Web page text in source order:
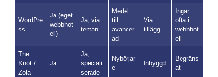
WordPre
ss
Ja (eget
webbhot
ell)
Ja, via
teman
Medel
till
avancer
ad
Via
tillägg
Ingår
ofta i
webbhot
ell
The
Knot /
Zola
Ja
Ja,
speciali
serade
Nybörjar
e
Inbyggd
Begräns
at